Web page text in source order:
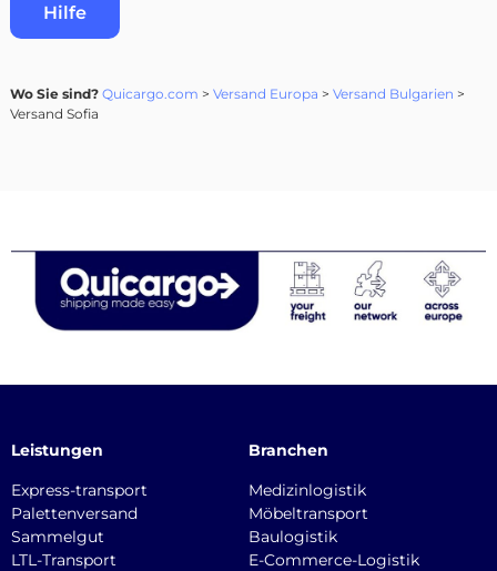
Hilfe
Wo Sie sind? Quicargo.com > Versand Europa > Versand Bulgarien >
Versand Sofia
Leistungen
Express-transport
Palettenversand
Sammelgut
LTL-Transport
Branchen
Medizinlogistik
Möbeltransport
Baulogistik
E-Commerce-Logistik